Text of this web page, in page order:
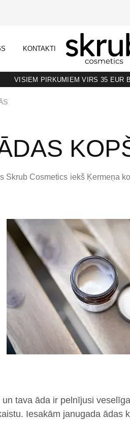
KONTAKTI SKRUB
KAFIJAS
SKRUBIS
LATVIJĀ
VISIEM PIRKUMIEM VIRS 35 EUR
Skrub Cosmetics iekš Ķermeņa
tava āda ir pelnījusi
Iesakām janugada ādas